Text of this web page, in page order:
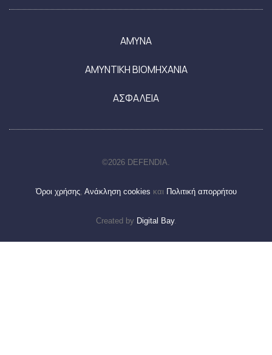
ΑΜΥΝΑ
ΑΜΥΝΤΙΚΗ ΒΙΟΜΗΧΑΝΙΑ
ΑΣΦΑΛΕΙΑ
©2026 DEFENDIA.
Όροι χρήσης, Ανάκληση cookies και Πολιτική απορρήτου
Created by Digital Bay.